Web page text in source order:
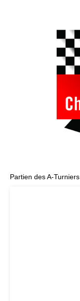
Partien des A-Turniers